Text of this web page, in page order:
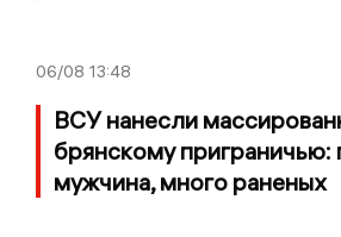
06/08 13:48
ВСУ нанесли
брянскому приграничью:
мужчина, много раненых